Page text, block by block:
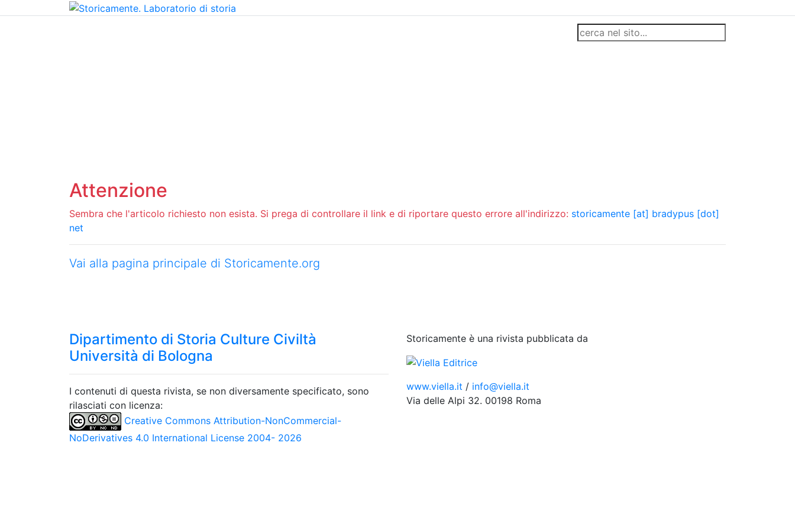
Attenzione
Sembra che l'articolo richiesto non esista. Si prega di controllare il link e di riportare questo errore all'indirizzo: storicamente [at] bradypus [dot]
net
Vai alla pagina principale di Storicamente.org
Dipartimento di Storia Culture Civiltà
Università di Bologna
I contenuti di questa rivista, se non diversamente specificato, sono
rilasciati con licenza:
Creative Commons Attribution-NonCommercial-
NoDerivatives 4.0 International License 2004- 2026
Storicamente è una rivista pubblicata da
www.viella.it / info@viella.it
Via delle Alpi 32. 00198 Roma